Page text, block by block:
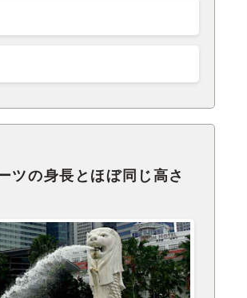
ツの身長とほぼ同じ高さ